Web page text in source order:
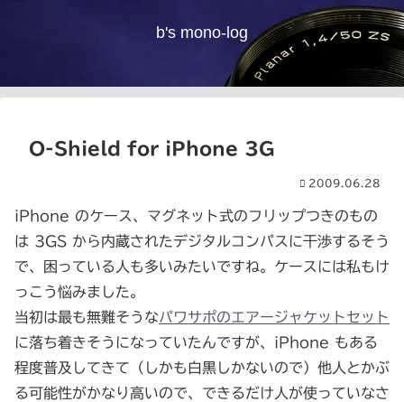
b's mono-log
O-Shield for iPhone 3G
2009.06.28
iPhone のケース、マグネット式のフリップつきのもの
は 3GS から内蔵されたデジタルコンパスに干渉するそう
で、困っている人も多いみたいですね。ケースには私もけ
っこう悩みました。
当初は最も無難そうなパワサポのエアージャケットセット
に落ち着きそうになっていたんですが、iPhone もある
程度普及してきて（しかも白黒しかないので）他人とかぶ
る可能性がかなり高いので、できるだけ人が使っていなさ